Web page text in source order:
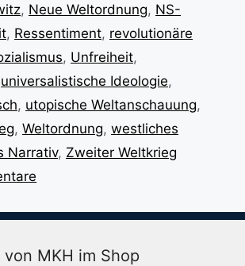
, Neue Weltordnung, NS-
, Ressentiment, revolutionäre
, Unfreiheit,
universalistische Ideologie,
, utopische Weltanschauung,
, Weltordnung, westliches
Narrativ, Zweiter Weltkrieg
MKH im Shop